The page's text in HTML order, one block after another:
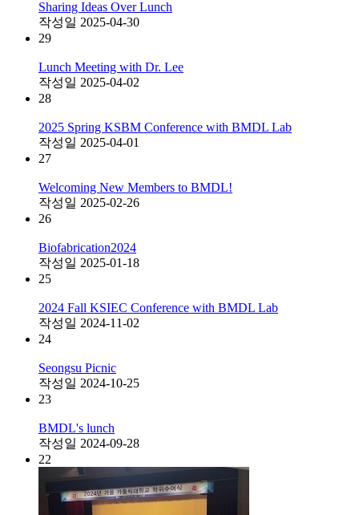
Sharing Ideas Over Lunch
작성일 2025-04-30
29
Lunch Meeting with Dr. Lee
작성일 2025-04-02
28
2025 Spring KSBM Conference with BMDL Lab
작성일 2025-04-01
27
Welcoming New Members to BMDL!
작성일 2025-02-26
26
Biofabrication2024
작성일 2025-01-18
25
2024 Fall KSIEC Conference with BMDL Lab
작성일 2024-11-02
24
Seongsu Picnic
작성일 2024-10-25
23
BMDL's lunch
작성일 2024-09-28
22